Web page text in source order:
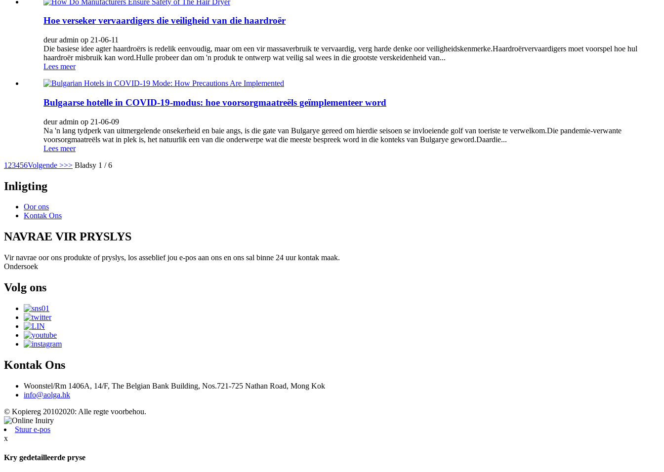
Hoe verseker vervaardigers die veiligheid van die haardroër
deur admin op 21-06-11
Die basiese idee agter haardroërs is redelik eenvoudig, maar om een ​​vir massaverbruik te vervaardig, verg harde denke oor veiligheidskenmerke.Haardroërvervaardigers moet voorspel hoe hul
haardroër misbruik kan word.Hulle probeer dan om 'n produk te ontwerp wat veilig sal wees in die grootste verskeidenheid van...
Lees meer
Bulgaarse hotelle in COVID-19-modus: hoe voorsorgmaatreëls geïmplementeer word
deur admin op 21-06-09
Na 'n lang tydperk van uitmergelende onsekerheid en baie angs, is die gate van Bulgarye gereed om hierdie seisoen se invloeiende golf van toeriste te verwelkom.Die pandemie-verwante
voorsorgmaatreëls wat in plek is, het natuurlik een van die onderwerpe wat die meeste bespreek word in die konteks van Bulgarye geword.Daardie...
Lees meer
1 23456Volgende >>> Bladsy 1 / 6
Inligting
Oor ons
Kontak Ons
NAVRAE VIR PRYSLYS
Vir navrae oor ons produkte of pryslys, los asseblief jou e-pos aan ons en ons sal binne 24 uur kontak maak.
Ondersoek
Volg ons
Kontak Ons
Woonstel/Rm 1406A, 14/F, The Belgian Bank Building, Nos.721-725 Nathan Road, Mong Kok
info@aolga.hk
© Kopiereg 20102020: Alle regte voorbehou.
Stuur e-pos
x
Kry gedetailleerde pryse